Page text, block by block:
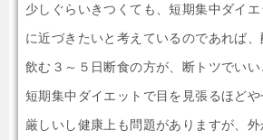
少しぐらいきつくても、短期集中ダイ
に近づきたいと考えているのであれば
飲む３～５日断食の方が、断トツでいい
短期集中ダイエットで目を見張るほど
厳しいし健康上も問題がありますが、